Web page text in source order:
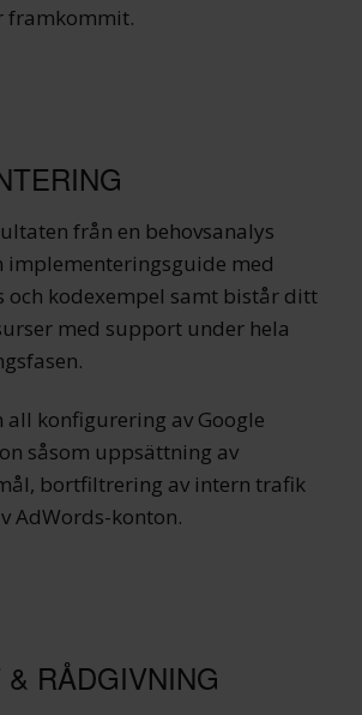
framkommit.
från en behovsanalys
implementeringsguide med
och kodexempel samt bistår ditt
med support under hela
all konfigurering av Google
såsom uppsättning av
bortfiltrering av intern trafik
AdWords-konton.
RÅDGIVNING